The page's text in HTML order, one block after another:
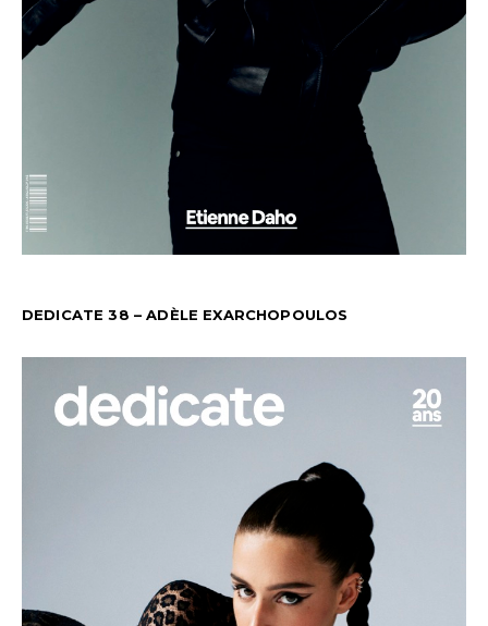
DEDICATE 38 – ADÈLE EXARCHOPOULOS